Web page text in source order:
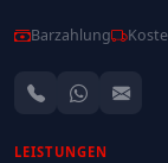
Barzahlung
LEISTUNGEN